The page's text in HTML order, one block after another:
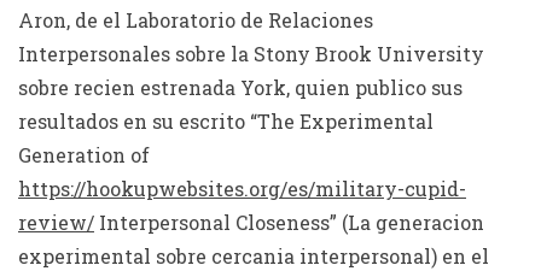
Aron, de el Laboratorio de Relaciones
Interpersonales sobre la Stony Brook University
sobre recien estrenada York, quien publico sus
resultados en su escrito “The Experimental
Generation of
https://hookupwebsites.org/es/military-cupid-
review/ Interpersonal Closeness” (La generacion
experimental sobre cercania interpersonal) en el